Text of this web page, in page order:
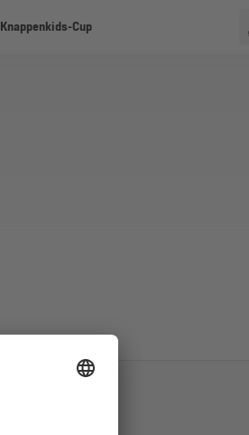
Knappenkids-Cup